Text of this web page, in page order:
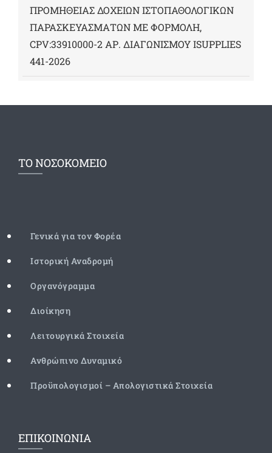
ΠΡΟΜΗΘΕΙΑΣ ΔΟΧΕΙΩΝ ΙΣΤΟΠΑΘΟΛΟΓΙΚΩΝ
ΠΑΡΑΣΚΕΥΑΣΜΑΤΩΝ ΜΕ ΦΟΡΜΟΛΗ,
CPV:33910000-2 ΑΡ. ΔΙΑΓΩΝΙΣΜΟΥ ΙSUPPLIES
441-2026
ΤΟ ΝΟΣΟΚΟΜΕΙΟ
Γενικά για τον Φορέα
Ιστορική Αναδρομή
Οργανόγραμμα
Διοίκηση
Λειτουργικά Στοιχεία
Ανθρώπινο Δυναμικό
Προϋπολογισμοί – Απολογιστικά Στοιχεία
ΕΠΙΚΟΙΝΩΝΙΑ